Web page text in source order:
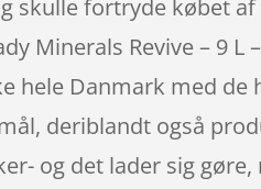
skulle fortryde købet
Minerals Revive – 9
hele Danmark med
deriblandt også
og det lader sig